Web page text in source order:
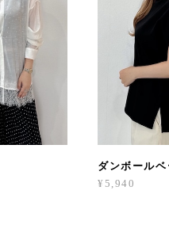
ダンボール
¥5,940